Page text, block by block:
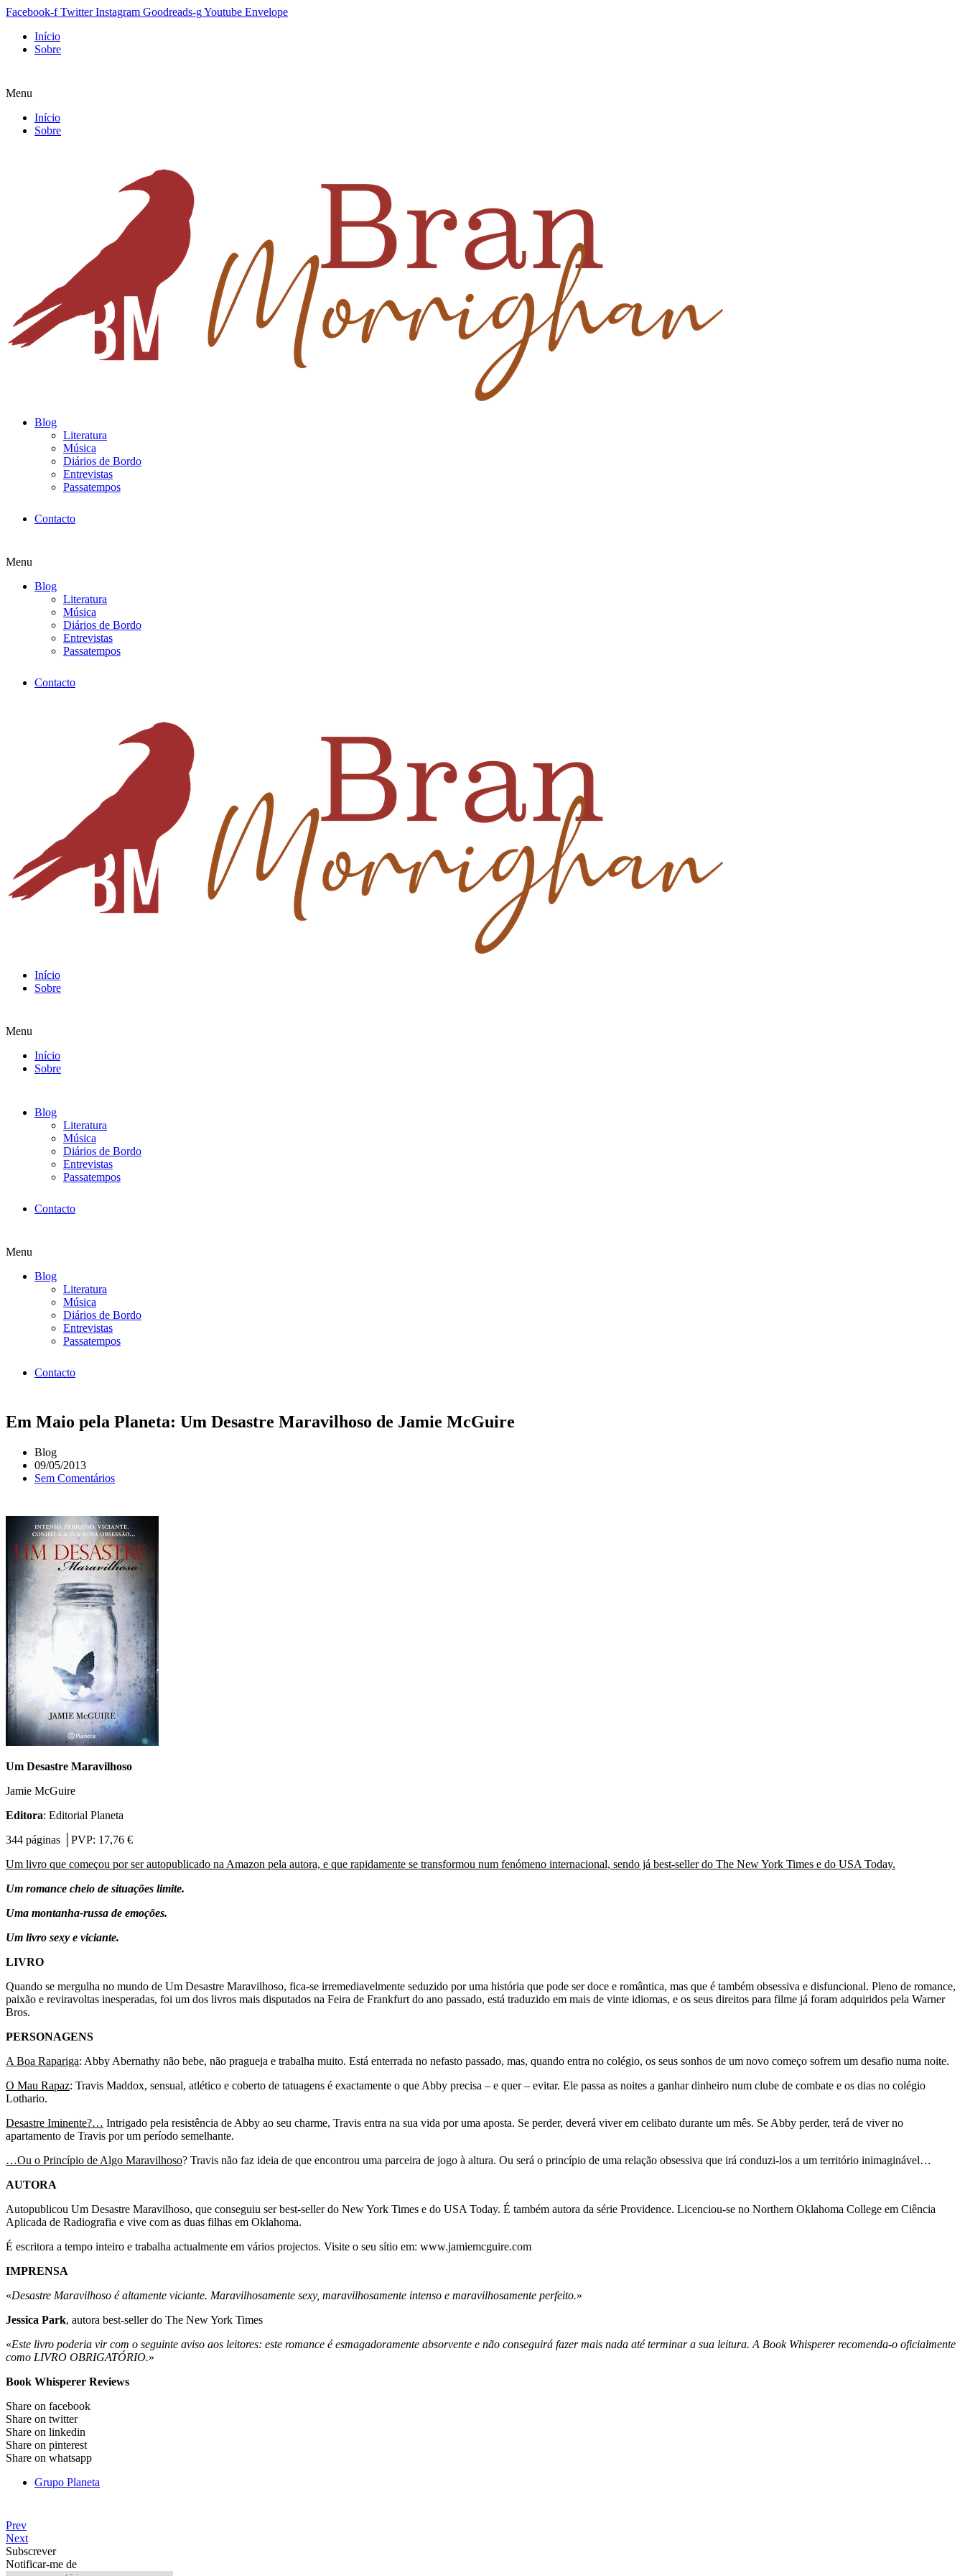
Facebook-f Twitter Instagram Goodreads-gYoutube Envelope
Início
Sobre
Menu
Início
Sobre
Blog
Literatura
Música
Diários de Bordo
Entrevistas
Passatempos
Contacto
Menu
Blog
Literatura
Música
Diários de Bordo
Entrevistas
Passatempos
Contacto
Início
Sobre
Menu
Início
Sobre
Blog
Literatura
Música
Diários de Bordo
Entrevistas
Passatempos
Contacto
Menu
Blog
Literatura
Música
Diários de Bordo
Entrevistas
Passatempos
Contacto
Em Maio pela Planeta: Um Desastre Maravilhoso de Jamie McGuire
Blog
09/05/2013
Sem Comentários
Um Desastre Maravilhoso
Jamie McGuire
Editora: Editorial Planeta
344 páginas │PVP: 17,76 €
Um livro que começou por ser autopublicado na Amazon pela autora, e que rapidamente se transformou num fenómeno internacional, sendo já best-seller do The New York Times e do USA Today.
Um romance cheio de situações limite.
Uma montanha-russa de emoções.
Um livro sexy e viciante.
LIVRO
Quando se mergulha no mundo de Um Desastre Maravilhoso, fica-se irremediavelmente seduzido por uma história que pode ser doce e romântica, mas que é também obsessiva e disfuncional. Pleno de romance,
paixão e reviravoltas inesperadas, foi um dos livros mais disputados na Feira de Frankfurt do ano passado, está traduzido em mais de vinte idiomas, e os seus direitos para filme já foram adquiridos pela Warner
Bros.
PERSONAGENS
A Boa Rapariga: Abby Abernathy não bebe, não pragueja e trabalha muito. Está enterrada no nefasto passado, mas, quando entra no colégio, os seus sonhos de um novo começo sofrem um desafio numa noite.
O Mau Rapaz: Travis Maddox, sensual, atlético e coberto de tatuagens é exactamente o que Abby precisa – e quer – evitar. Ele passa as noites a ganhar dinheiro num clube de combate e os dias no colégio
Lothario.
Desastre Iminente?… Intrigado pela resistência de Abby ao seu charme, Travis entra na sua vida por uma aposta. Se perder, deverá viver em celibato durante um mês. Se Abby perder, terá de viver no
apartamento de Travis por um período semelhante.
…Ou o Princípio de Algo Maravilhoso? Travis não faz ideia de que encontrou uma parceira de jogo à altura. Ou será o princípio de uma relação obsessiva que irá conduzi-los a um território inimaginável…
AUTORA
Autopublicou Um Desastre Maravilhoso, que conseguiu ser best-seller do New York Times e do USA Today. É também autora da série Providence. Licenciou-se no Northern Oklahoma College em Ciência
Aplicada de Radiografia e vive com as duas filhas em Oklahoma.
É escritora a tempo inteiro e trabalha actualmente em vários projectos. Visite o seu sítio em: www.jamiemcguire.com
IMPRENSA
«Desastre Maravilhoso é altamente viciante. Maravilhosamente sexy, maravilhosamente intenso e maravilhosamente perfeito.»
Jessica Park, autora best-seller do The New York Times
«Este livro poderia vir com o seguinte aviso aos leitores: este romance é esmagadoramente absorvente e não conseguirá fazer mais nada até terminar a sua leitura. A Book Whisperer recomenda-o oficialmente
como LIVRO OBRIGATÓRIO.»
Book Whisperer Reviews
Share on facebook
Share on twitter
Share on linkedin
Share on pinterest
Share on whatsapp
Grupo Planeta
Prev
Next
Subscrever
Notificar-me de